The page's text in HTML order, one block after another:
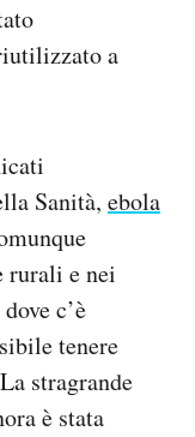
a
Sanità, ebola
rurali e nei
c’è
tenere
stragrande
è stata